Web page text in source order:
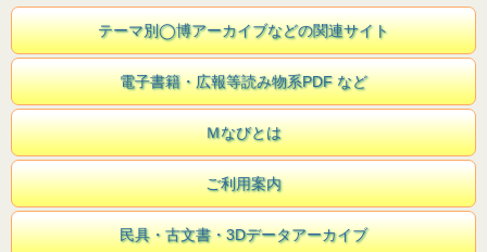
テーマ別◯博アーカイブなどの関連サイト
電子書籍・広報等読み物系PDF など
Ｍなびとは
ご利用案内
民具・古文書・3Dデータアーカイブ